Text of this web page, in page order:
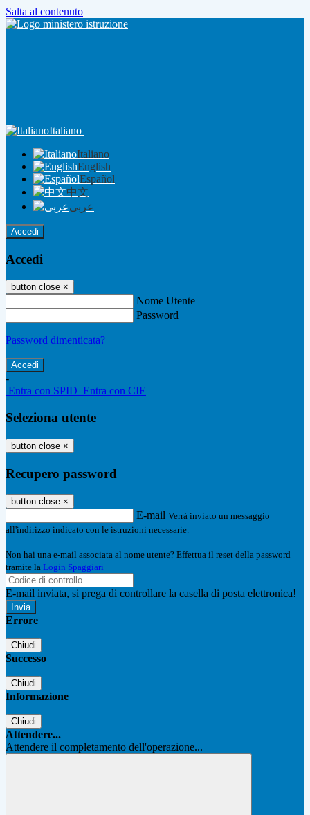
Salta al contenuto
Italiano
Italiano
English
Español
中文
عربى
Accedi
Accedi
button close ×
Nome Utente
Password
Password dimenticata?
-
Entra con SPID Entra con CIE
Seleziona utente
button close ×
Recupero password
button close ×
E-mail Verrà inviato un messaggio
all'indirizzo indicato con le istruzioni necessarie.
Non hai una e-mail associata al nome utente? Effettua il reset della password
tramite la Login Spaggiari
E-mail inviata, si prega di controllare la casella di posta elettronica!
Errore
Chiudi
Successo
Chiudi
Informazione
Chiudi
Attendere...
Attendere il completamento dell'operazione...